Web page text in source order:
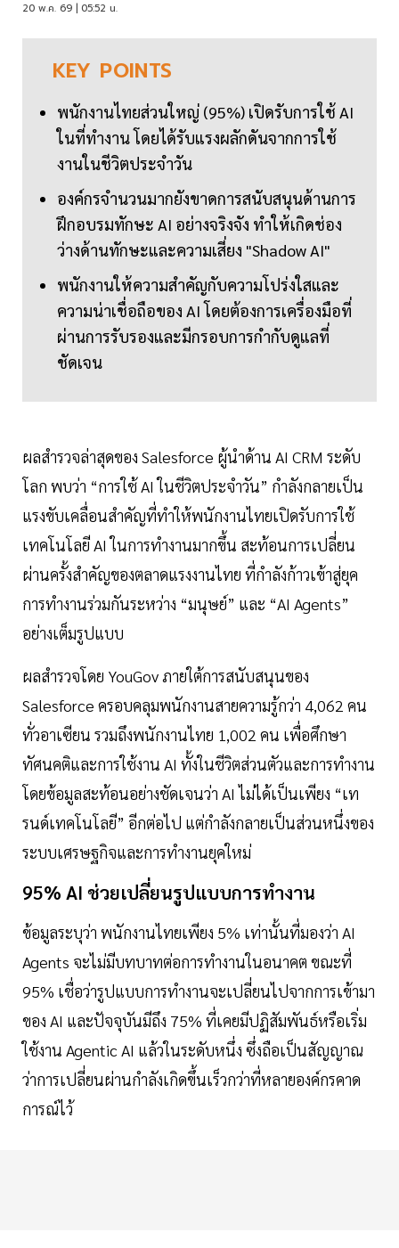
20 พ.ค. 69 | 05:52 น.
KEY POINTS
พนักงานไทยส่วนใหญ่ (95%) เปิดรับการใช้ AI
ในที่ทำงาน โดยได้รับแรงผลักดันจากการใช้
งานในชีวิตประจำวัน
องค์กรจำนวนมากยังขาดการสนับสนุนด้านการ
ฝึกอบรมทักษะ AI อย่างจริงจัง ทำให้เกิดช่อง
ว่างด้านทักษะและความเสี่ยง "Shadow AI"
พนักงานให้ความสำคัญกับความโปร่งใสและ
ความน่าเชื่อถือของ AI โดยต้องการเครื่องมือที่
ผ่านการรับรองและมีกรอบการกำกับดูแลที่
ชัดเจน
ผลสำรวจล่าสุดของ Salesforce ผู้นำด้าน AI CRM ระดับ
โลก พบว่า “การใช้ AI ในชีวิตประจำวัน” กำลังกลายเป็น
แรงขับเคลื่อนสำคัญที่ทำให้พนักงานไทยเปิดรับการใช้
เทคโนโลยี AI ในการทำงานมากขึ้น สะท้อนการเปลี่ยน
ผ่านครั้งสำคัญของตลาดแรงงานไทย ที่กำลังก้าวเข้าสู่ยุค
การทำงานร่วมกันระหว่าง “มนุษย์” และ “AI Agents”
อย่างเต็มรูปแบบ
ผลสำรวจโดย YouGov ภายใต้การสนับสนุนของ
Salesforce ครอบคลุมพนักงานสายความรู้กว่า 4,062 คน
ทั่วอาเซียน รวมถึงพนักงานไทย 1,002 คน เพื่อศึกษา
ทัศนคติและการใช้งาน AI ทั้งในชีวิตส่วนตัวและการทำงาน
โดยข้อมูลสะท้อนอย่างชัดเจนว่า AI ไม่ได้เป็นเพียง “เท
รนด์เทคโนโลยี” อีกต่อไป แต่กำลังกลายเป็นส่วนหนึ่งของ
ระบบเศรษฐกิจและการทำงานยุคใหม่
95% AI ช่วยเปลี่ยนรูปแบบการทำงาน
ข้อมูลระบุว่า พนักงานไทยเพียง 5% เท่านั้นที่มองว่า AI
Agents จะไม่มีบทบาทต่อการทำงานในอนาคต ขณะที่
95% เชื่อว่ารูปแบบการทำงานจะเปลี่ยนไปจากการเข้ามา
ของ AI และปัจจุบันมีถึง 75% ที่เคยมีปฏิสัมพันธ์หรือเริ่ม
ใช้งาน Agentic AI แล้วในระดับหนึ่ง ซึ่งถือเป็นสัญญาณ
ว่าการเปลี่ยนผ่านกำลังเกิดขึ้นเร็วกว่าที่หลายองค์กรคาด
การณ์ไว้